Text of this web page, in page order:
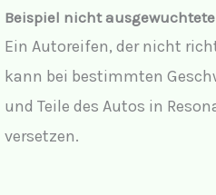
Beispiel nicht
Ein Autoreifen, der nicht
kann bei bestimmten
und Teile des Autos in
versetzen.